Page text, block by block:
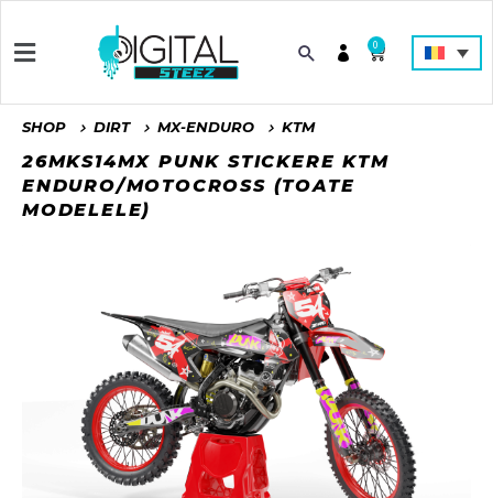
0
SHOP DIRT MX-ENDURO KTM
26MKS14MX PUNK STICKERE KTM
ENDURO/MOTOCROSS (TOATE
MODELELE)